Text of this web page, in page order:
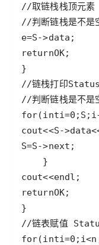
//取链栈栈顶元素
//判断链栈是不是
e=S->data
returnOK
//链栈打印Status
//判断链栈是不是
for(inti=0 ; S ; i
cout<<S->data
S=S->next
cout<<endl
returnOK
//链表赋值
for(inti=0 ; i<n